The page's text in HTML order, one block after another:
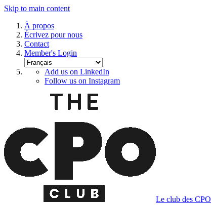
Skip to main content
À propos
Écrivez pour nous
Contact
Member's Login
Add us on LinkedIn
Follow us on Instagram
Le club des CPO